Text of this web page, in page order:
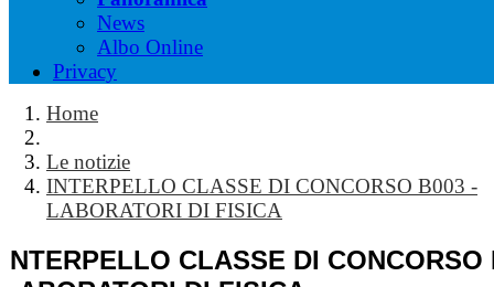
News
Albo Online
Privacy
Home
Le notizie
INTERPELLO CLASSE DI CONCORSO B003 -
LABORATORI DI FISICA
INTERPELLO CLASSE DI CONCORSO